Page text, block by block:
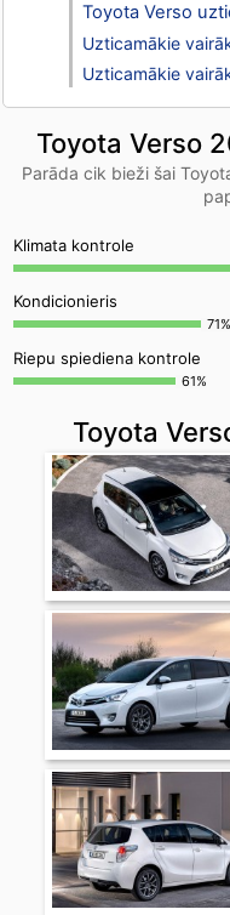
Toyota Verso
Uzticamākie
Uzticamākie
Toyota Verso
Parāda cik bieži šai
Klimata kontrole
Kondicionieris
71%
Riepu spiediena kontrole
61%
Toyota